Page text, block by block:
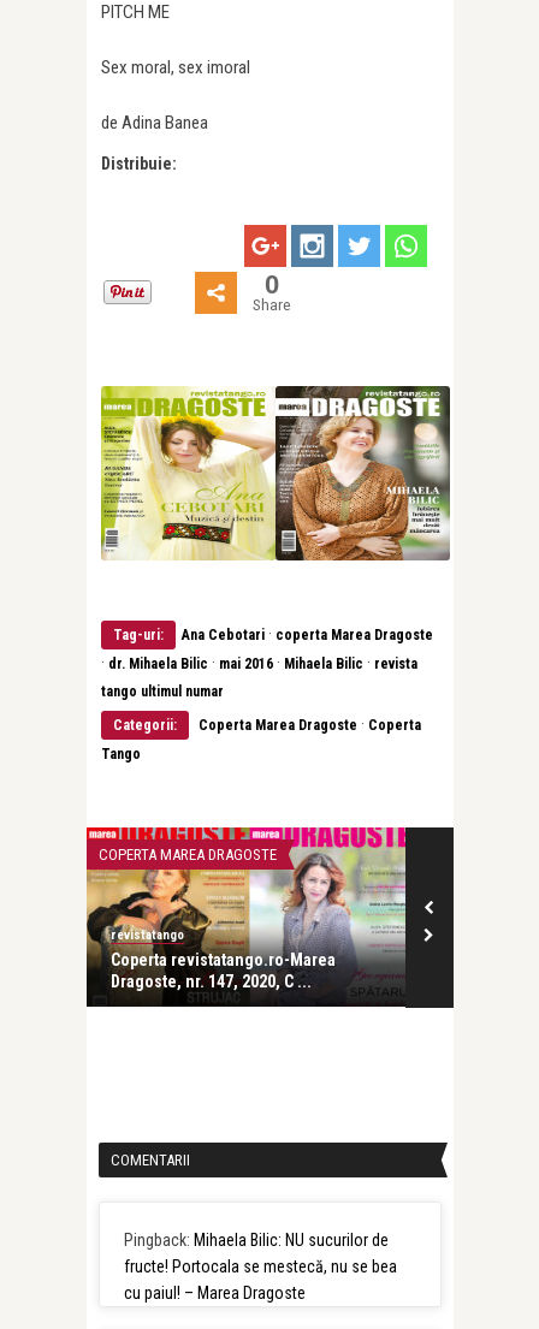
PITCH ME
Sex moral, sex imoral
de Adina Banea
Distribuie:
0
Share
Tag-uri: Ana Cebotari · coperta Marea Dragoste
· dr. Mihaela Bilic · mai 2016 · Mihaela Bilic · revista
tango ultimul numar
Categorii:
Coperta Marea Dragoste · Coperta
Tango
COPERTA MAREA DRAGOSTE
revistatango
Coperta revistatango.ro-Marea
Dragoste, nr. 147, 2020, C ...
COMENTARII
Pingback: Mihaela Bilic: NU sucurilor de
fructe! Portocala se mestecă, nu se bea
cu paiul! – Marea Dragoste